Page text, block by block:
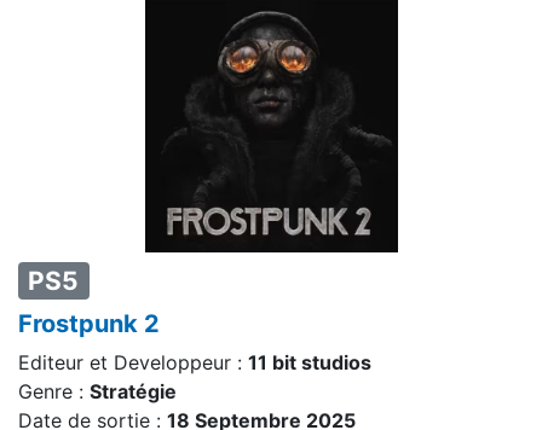
PS5
Frostpunk 2
Editeur et Developpeur : 11 bit studios
Genre : Stratégie
Date de sortie : 18 Septembre 2025